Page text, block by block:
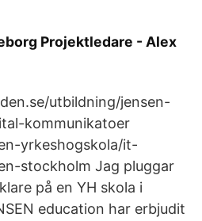
Projektledare - Alex
utbildning/jensen-
kommunikatoer
yrkeshogskola/it-
stockholm Jag pluggar
på en YH skola i
education har erbjudit